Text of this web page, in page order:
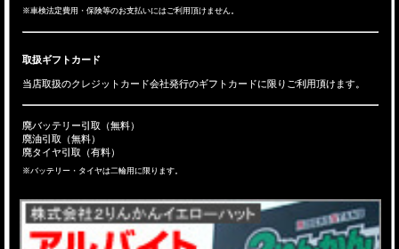
※車検法定費用・保険等のお支払いにはご利用頂けません。
取扱ギフトカード
当店取扱のクレジットカード会社発行のギフトカードに限りご利用頂けます。
廃バッテリー引取（無料）
廃油引取（無料）
廃タイヤ引取（有料）
※バッテリー・タイヤは二輪用に限ります。